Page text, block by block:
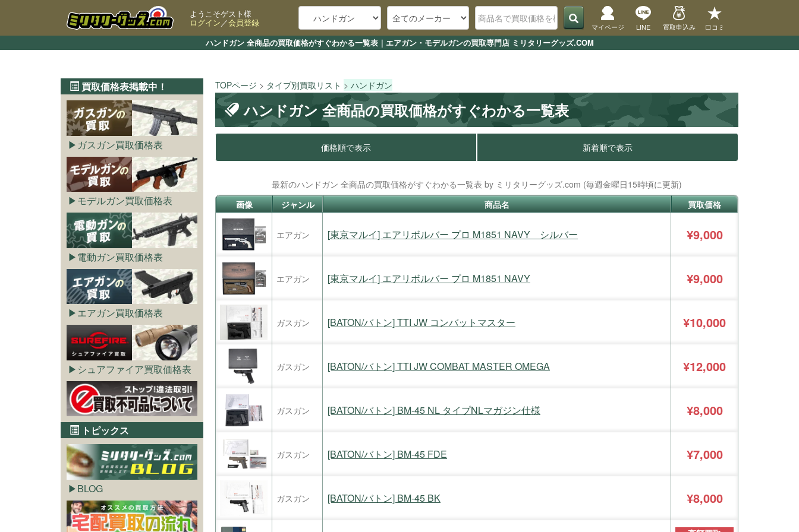
ハンドガン 全商品の買取価格がすぐわかる一覧表｜エアガン・モデルガンの買取専門店 ミリタリーグッズ.COM
ようこそゲスト様
ログイン／会員登録 マイページ LINE 買取申込み 口コミ
TOPページ タイプ別買取リスト ハンドガン
ハンドガン 全商品の買取価格がすぐわかる一覧表
価格順で表示 新着順で表示
最新のハンドガン 全商品の買取価格がすぐわかる一覧表 by ミリタリーグッズ.com (毎週金曜日15時頃に更新)
画像
ジャンル 商品名 買取価格
エアガン [東京マルイ] エアリボルバー プロ M1851 NAVY シルバー ¥9,000
エアガン [東京マルイ] エアリボルバー プロ M1851 NAVY ¥9,000
ガスガン [BATON/バトン] TTI JW コンバットマスター ¥10,000
ガスガン [BATON/バトン] TTI JW COMBAT MASTER OMEGA ¥12,000
ガスガン [BATON/バトン] BM-45 NL タイプNLマガジン仕様 ¥8,000
ガスガン [BATON/バトン] BM-45 FDE ¥7,000
ガスガン [BATON/バトン] BM-45 BK ¥8,000
買取価格表掲載中！
ガスガン買取価格表
モデルガン買取価格表
電動ガン買取価格表
エアガン買取価格表
シュアファイア買取価格表
トピックス
BLOG